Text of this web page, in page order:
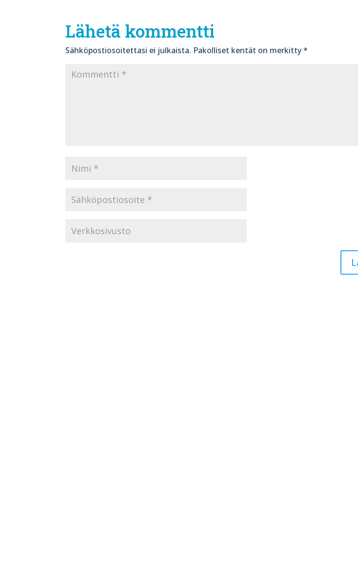
Lähetä kommentti
Sähköpostiosoitettasi ei julkaista. Pakolliset kentät on merkitty*